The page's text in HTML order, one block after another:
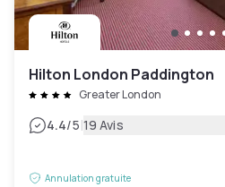
Hilton London Paddington
Greater London
4.4/5|19 Avis
Annulation gratuite